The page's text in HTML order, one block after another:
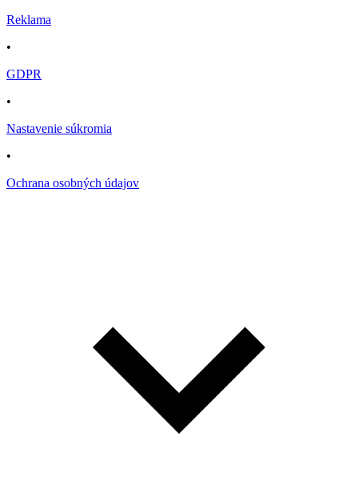
Reklama
•
GDPR
•
Nastavenie súkromia
•
Ochrana osobných údajov